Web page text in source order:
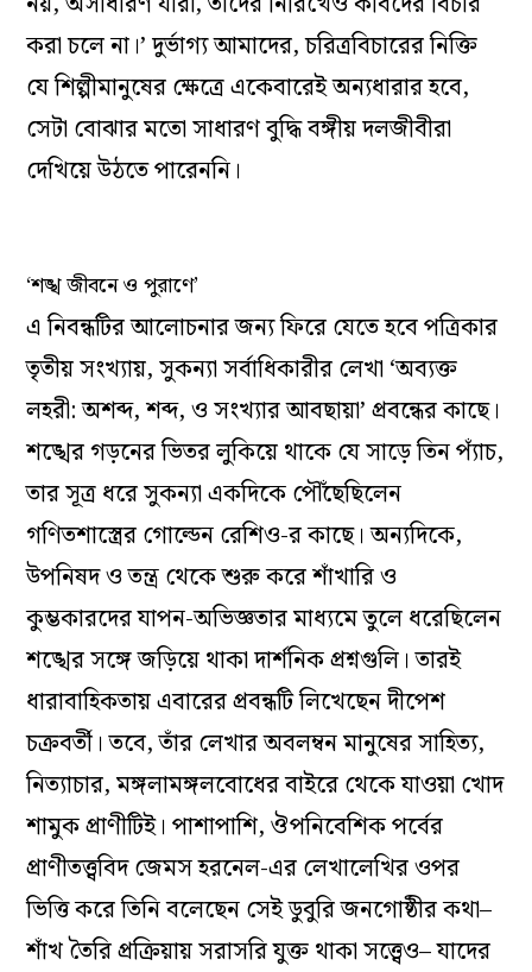
করা চলে না।’ দুর্ভাগ্য আমাদের, চরিত্রবিচারের নিক্তি
যে শিল্পীমানুষের ক্ষেত্রে একেবারেই অন্যধারার হবে,
সেটা বোঝার মতো সাধারণ বুদ্ধি বঙ্গীয় দলজীবীরা
দেখিয়ে উঠতে পারেননি।
‘শঙ্খ জীবনে ও পুরাণে’
এ নিবন্ধটির আলোচনার জন্য ফিরে যেতে হবে পত্রিকার
তৃতীয় সংখ্যায়, সুকন্যা সর্বাধিকারীর লেখা ‘অব্যক্ত
লহরী: অশব্দ, শব্দ, ও সংখ্যার আবছায়া’ প্রবন্ধের কাছে।
শঙ্খের গড়নের ভিতর লুকিয়ে থাকে যে সাড়ে তিন প্যাঁচ,
তার সূত্র ধরে সুকন্যা একদিকে পৌঁছেছিলেন
গণিতশাস্ত্রের গোল্ডেন রেশিও-র কাছে। অন্যদিকে,
উপনিষদ ও তন্ত্র থেকে শুরু করে শাঁখারি ও
কুম্ভকারদের যাপন-অভিজ্ঞতার মাধ্যমে তুলে ধরেছিলেন
শঙ্খের সঙ্গে জড়িয়ে থাকা দার্শনিক প্রশ্নগুলি। তারই
ধারাবাহিকতায় এবারের প্রবন্ধটি লিখেছেন দীপেশ
চক্রবর্তী। তবে, তাঁর লেখার অবলম্বন মানুষের সাহিত্য,
নিত্যাচার, মঙ্গলামঙ্গলবোধের বাইরে থেকে যাওয়া খোদ
শামুক প্রাণীটিই। পাশাপাশি, ঔপনিবেশিক পর্বের
প্রাণীতত্ত্ববিদ জেমস হরনেল-এর লেখালেখির ওপর
ভিত্তি করে তিনি বলেছেন সেই ডুবুরি জনগোষ্ঠীর কথা–
শাঁখ তৈরি প্রক্রিয়ায় সরাসরি যুক্ত থাকা সত্ত্বেও– যাদের